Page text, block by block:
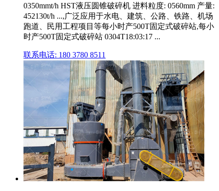
0350mmt/h HST液压圆锥破碎机 进料粒度: 0560mm 产量:
452130t/h ...,广泛应用于水电、建筑、公路、铁路、机场
跑道、民用工程项目等每小时产500T固定式破碎站,每小
时产500T固定式破碎站 0304T18:03:17 ...
联系电话: 180 3780 8511